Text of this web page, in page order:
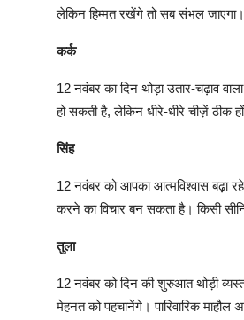
लेकिन हिम्मत रखेंगे तो सब संभल जाएगा।
कर्क
12 नवंबर का दिन थोड़ा उतार-चढ़ाव
हो सकती है, लेकिन धीरे-धीरे चीज़ें ठीक
सिंह
12 नवंबर को आपका आत्मविश्वास बढ़ा
करने का विचार बन सकता है। किसी
तुला
12 नवंबर को दिन की शुरुआत थोड़ी
मेहनत को पहचानेंगे। पारिवारिक